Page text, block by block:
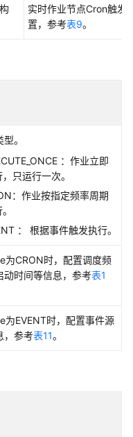
实时作业节点Cron触发
置，参考表9。
。
：作业立即
只运行一次。
：作业按指定频率周期
： 根据事件触发执行。
为CRON时，配置调度频
动时间等信息，参考表1
为EVENT时，配置事件源
，参考表11。